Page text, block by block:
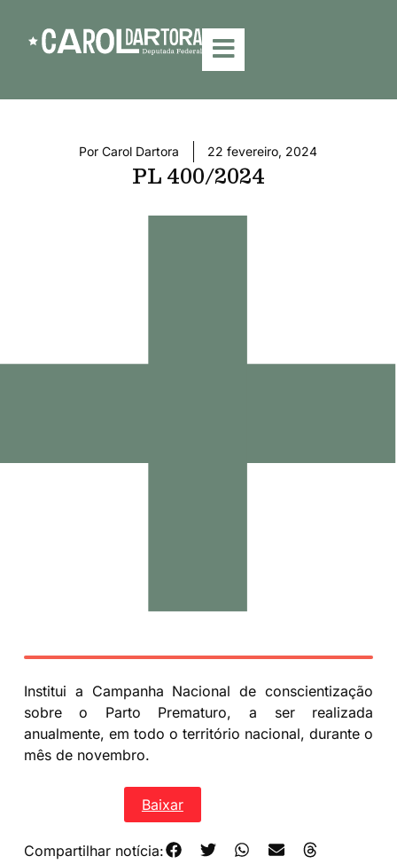
Por Carol Dartora 22 fevereiro, 2024
PL 400/2024
Institui a Campanha Nacional de conscientização
sobre o Parto Prematuro, a ser realizada
anualmente, em todo o território nacional, durante o
mês de novembro.
Baixar
Compartilhar notícia: